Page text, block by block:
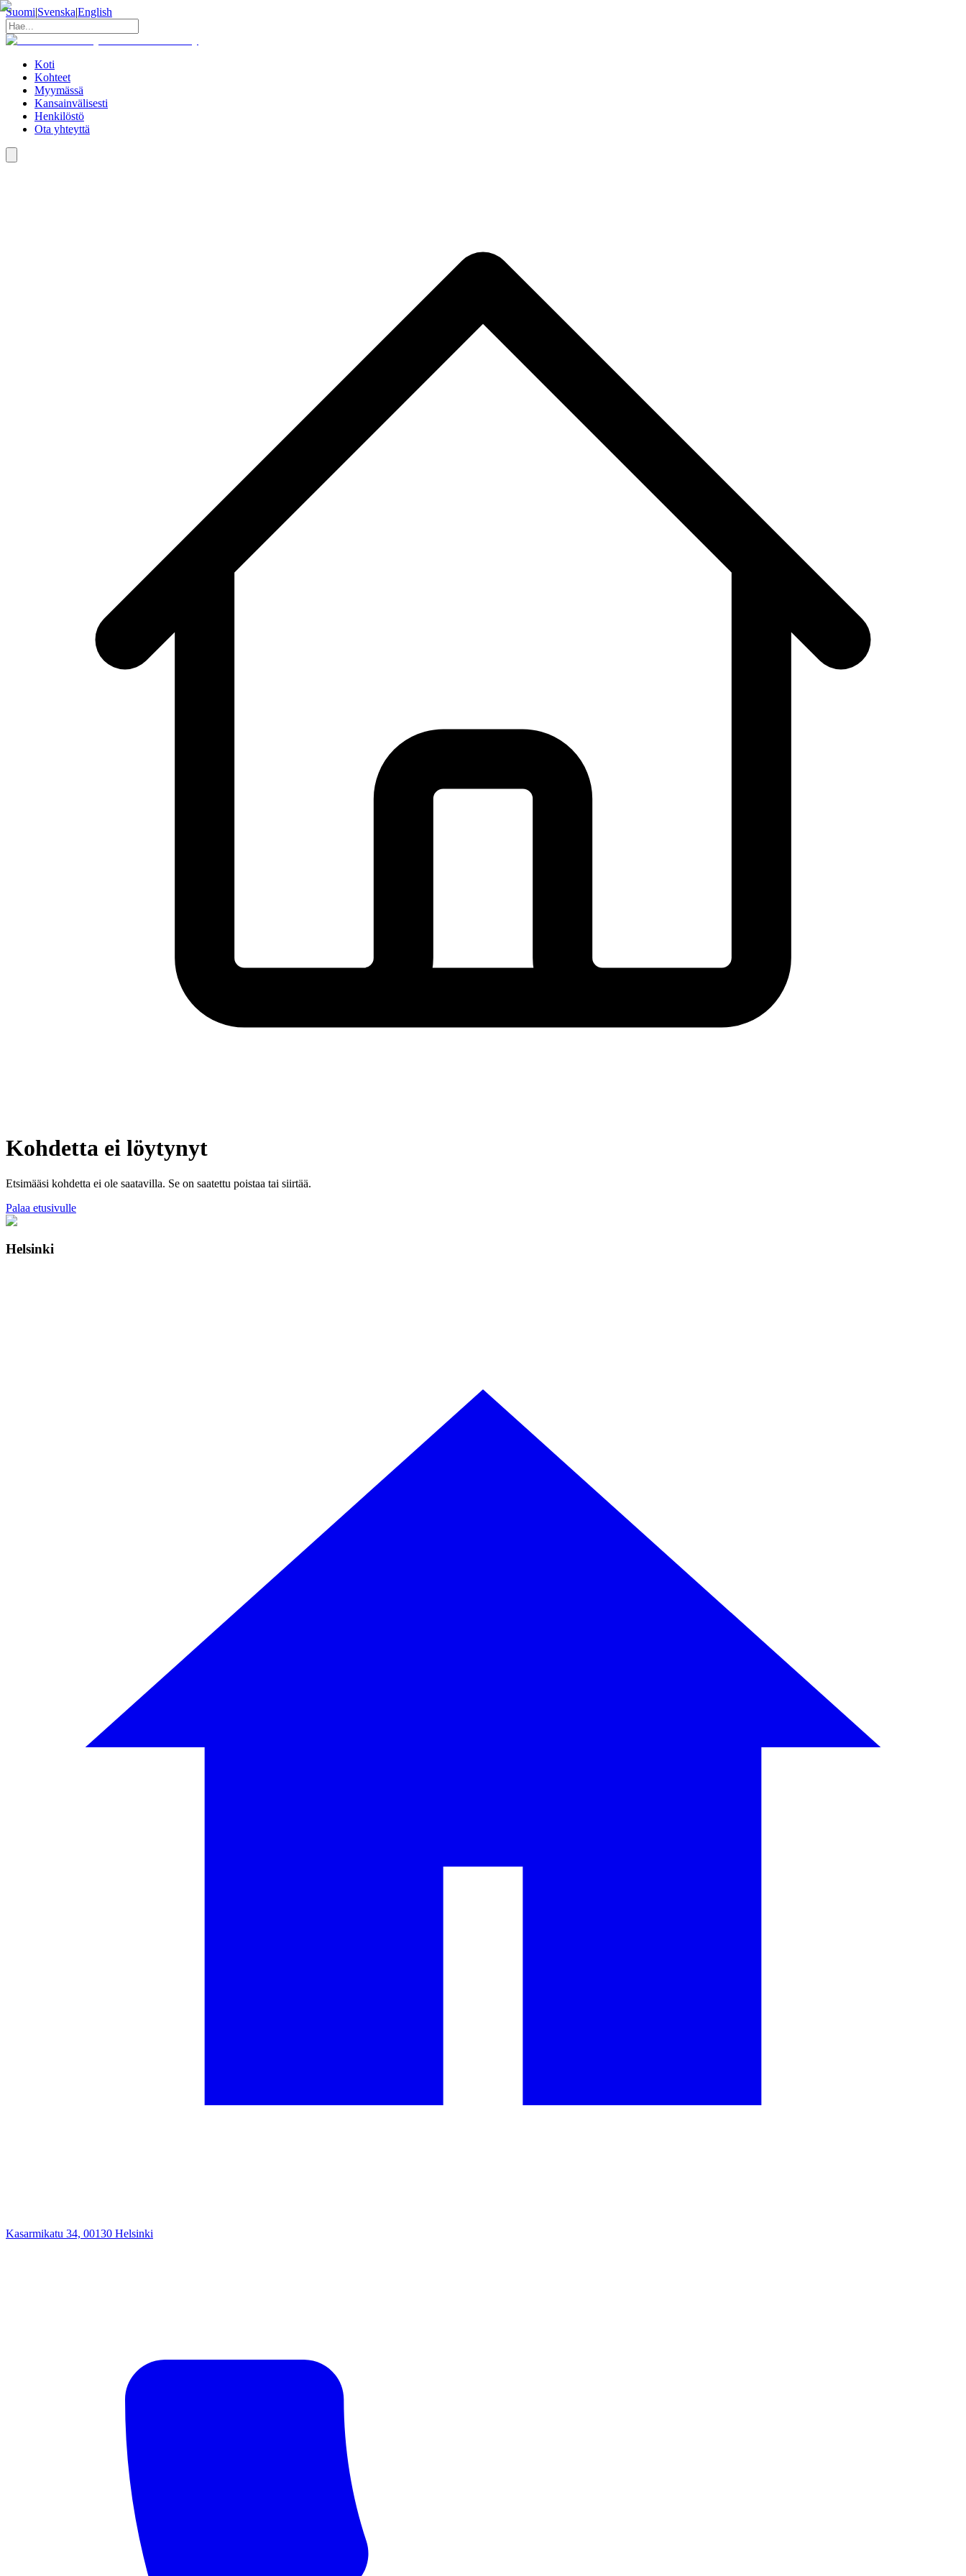
Suomi|Svenska|English
Koti
Kohteet
Myymässä
Kansainvälisesti
Henkilöstö
Ota yhteyttä
Kohdetta ei löytynyt
Etsimääsi kohdetta ei ole saatavilla. Se on saatettu poistaa tai siirtää.
Palaa etusivulle
Helsinki
Kasarmikatu 34, 00130 Helsinki